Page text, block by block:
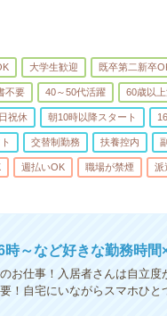
大学生歓迎 既卒第二新卒
不要 40～50代活躍 60歳以
祝休 朝10時以降スタート
交替制勤務 扶養控内
週払いOK 職場が禁煙 派
～など好きな勤務時間
お仕事！入居者さんは自立度
！自宅にいながらスマホひと